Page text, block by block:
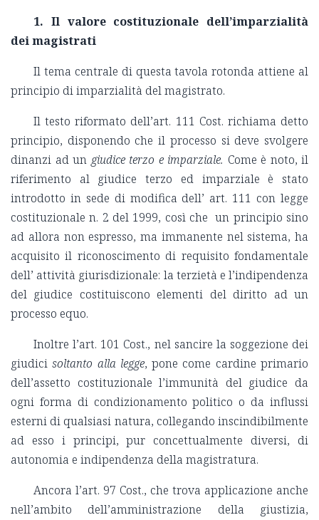
1. Il valore costituzionale dell’imparzialità
dei magistrati
Il tema centrale di questa tavola rotonda attiene al
principio di imparzialità del magistrato.
Il testo riformato dell’art. 111 Cost. richiama detto
principio, disponendo che il processo si deve svolgere
dinanzi ad un giudice terzo e imparziale. Come è noto, il
riferimento al giudice terzo ed imparziale è stato
introdotto in sede di modifica dell’ art. 111 con legge
costituzionale n. 2 del 1999, così che un principio sino
ad allora non espresso, ma immanente nel sistema, ha
acquisito il riconoscimento di requisito fondamentale
dell’ attività giurisdizionale: la terzietà e l’indipendenza
del giudice costituiscono elementi del diritto ad un
processo equo.
Inoltre l’art. 101 Cost., nel sancire la soggezione dei
giudicisoltanto alla legge, pone come cardine primario
dell’assetto costituzionale l’immunità del giudice da
ogni forma di condizionamento politico o da influssi
esterni di qualsiasi natura, collegando inscindibilmente
ad esso i principi, pur concettualmente diversi, di
autonomia e indipendenza della magistratura.
Ancora l’art. 97 Cost., che trova applicazione anche
nell’ambito dell’amministrazione della giustizia,